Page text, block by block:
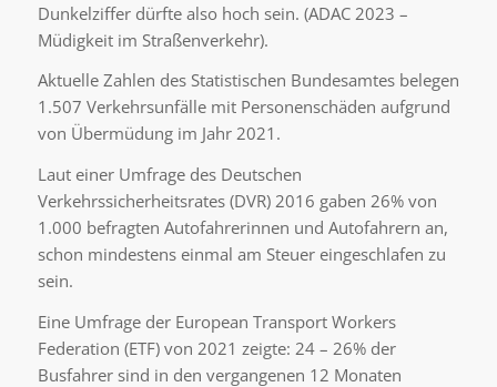
Dunkelziffer dürfte also hoch sein. (ADAC 2023 –
Müdigkeit im Straßenverkehr).
Aktuelle Zahlen des Statistischen Bundesamtes belegen
1.507 Verkehrsunfälle mit Personenschäden aufgrund
von Übermüdung im Jahr 2021.
Laut einer Umfrage des Deutschen
Verkehrssicherheitsrates (DVR) 2016 gaben 26% von
1.000 befragten Autofahrerinnen und Autofahrern an,
schon mindestens einmal am Steuer eingeschlafen zu
sein.
Eine Umfrage der European Transport Workers
Federation (ETF) von 2021 zeigte: 24 – 26% der
Busfahrer sind in den vergangenen 12 Monaten